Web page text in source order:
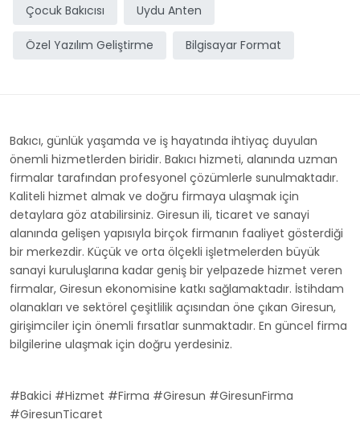
Çocuk Bakıcısı Uydu Anten
Özel Yazılım Geliştirme Bilgisayar Format
Bakıcı, günlük yaşamda ve iş hayatında ihtiyaç duyulan
önemli hizmetlerden biridir. Bakıcı hizmeti, alanında uzman
firmalar tarafından profesyonel çözümlerle sunulmaktadır.
Kaliteli hizmet almak ve doğru firmaya ulaşmak için
detaylara göz atabilirsiniz. Giresun ili, ticaret ve sanayi
alanında gelişen yapısıyla birçok firmanın faaliyet gösterdiği
bir merkezdir. Küçük ve orta ölçekli işletmelerden büyük
sanayi kuruluşlarına kadar geniş bir yelpazede hizmet veren
firmalar, Giresun ekonomisine katkı sağlamaktadır. İstihdam
olanakları ve sektörel çeşitlilik açısından öne çıkan Giresun,
girişimciler için önemli fırsatlar sunmaktadır. En güncel firma
bilgilerine ulaşmak için doğru yerdesiniz.
#Bakici #Hizmet #Firma #Giresun #GiresunFirma
#GiresunTicaret